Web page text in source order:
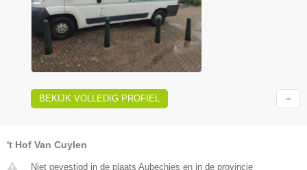
BEKIJK VOLLEDIG PROFIEL
't Hof Van Cuylen
Niet gevestigd in de plaats Aubechies en in de provincie